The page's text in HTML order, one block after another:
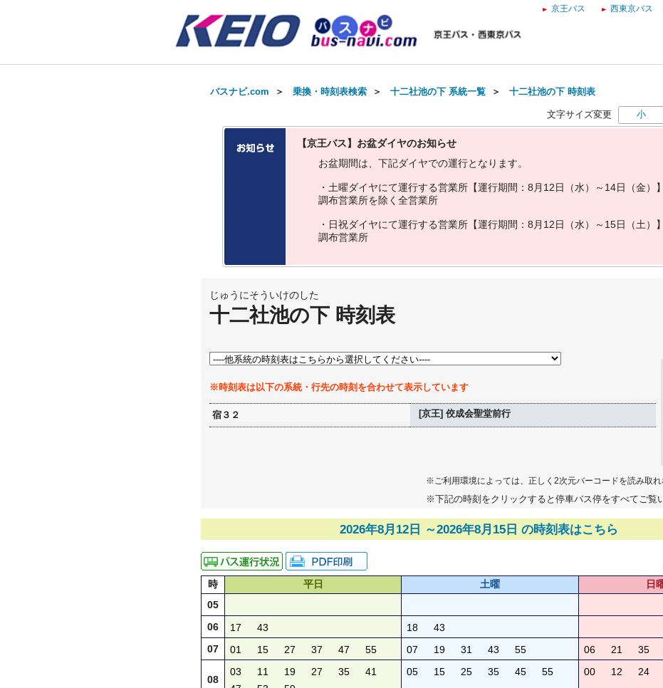
京王バス 西東京バス
バスナビ.com ＞ 乗換・時刻表検索 ＞ 十二社池の下 系統一覧 ＞ 十二社池の下 時刻表
文字サイズ変更 小
【京王バス】お盆ダイヤのお知らせ
お盆期間は 下記ダイヤでの運行と な り ます。
・ 土曜ダイヤにて運行する営業所 【運行期間 ： 8 月 1 2日 （水） ～ 14日 （金）
】
調布営業所を除 く 全営業所
・ 日祝ダイヤにて運行する営業所 【運行期間 ： 8 月 1 2日 （水） ～ 15日 （土）
】
調布営業所
じゅうにそういけのした
十二社池の下 時刻表
※時刻表は以下の系統・行先の時刻を合わせて表示しています
宿３２ [京王] 佼成会聖堂前行
※ご利用環境によっては、正しく2次元バーコードを読み取れ
※下記の時刻をクリックすると停車バス停をすべてご覧
2026年8月12日 ～2026年8月15日 の時刻表はこちら
時 平日 土曜
日
05
06
17 43 18
43
07
01 15 27 37 47 55 07 19 31 43 55 06 21 35
08
03 11 19 27 35
41
05 15 25 35 45 55 00 12 24